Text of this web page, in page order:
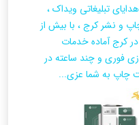
تبلیغاتی ویداک ،
و نشر کرج ، با بیش از
در کرج آماده خدمات
فوری و چند ساعته در
چاپ به شما عزی...